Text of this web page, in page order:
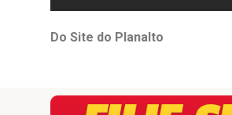
Do Site do Planalto